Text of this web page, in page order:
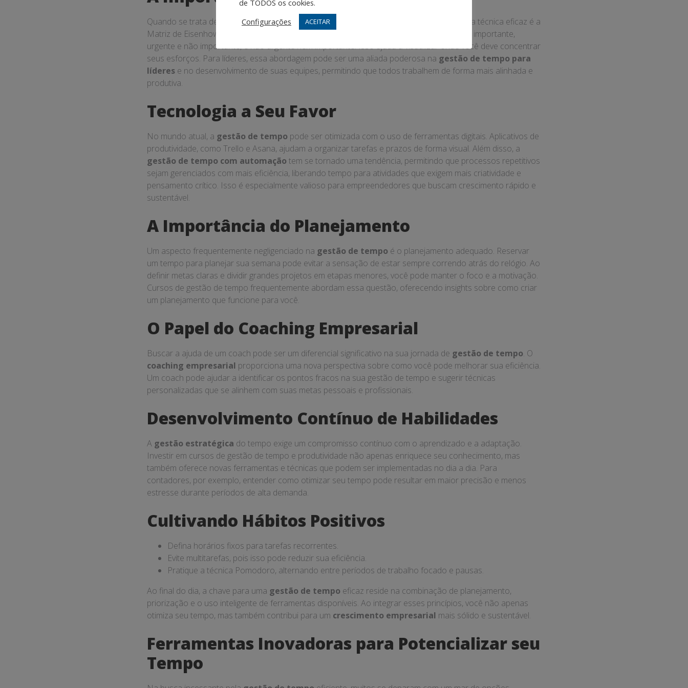
Quando se trata de gestão de tempo , saber o que deve ser feito primeiro é crucial. Uma técnica eficaz é a
Matriz de Eisenhower, que divide as tarefas em quatro quadrantes: urgente e importante, importante,
urgente e não importante, e não urgente nem importante. Isso ajuda a visualizar onde você deve concentrar
seus esforços. Para líderes, essa abordagem pode ser uma aliada poderosa na gestão de tempo para
líderes e no desenvolvimento de suas equipes, permitindo que todos trabalhem de forma mais alinhada e
produtiva.
Tecnologia a Seu Favor
No mundo atual, a gestão de tempo pode ser otimizada com o uso de ferramentas digitais. Aplicativos de
produtividade, como Trello e Asana, ajudam a organizar tarefas e prazos de forma visual. Além disso, a
gestão de tempo com automação tem se tornado uma tendência, permitindo que processos repetitivos
sejam gerenciados com mais eficiência, liberando tempo para atividades que exigem mais criatividade e
pensamento crítico. Isso é especialmente valioso para empreendedores que buscam crescimento rápido e
sustentável.
A Importância do Planejamento
Um aspecto frequentemente negligenciado na gestão de tempo é o planejamento adequado. Reservar
um tempo para planejar sua semana pode evitar a sensação de estar sempre correndo atrás do relógio. Ao
definir metas claras e dividir grandes projetos em etapas menores, você pode manter o foco e a motivação.
Cursos de gestão de tempo frequentemente abordam essa questão, oferecendo insights sobre como criar
um planejamento que funcione para você.
O Papel do Coaching Empresarial
Buscar a ajuda de um coach pode ser um diferencial significativo na sua jornada de gestão de tempo. O
coaching empresarial proporciona uma nova perspectiva sobre como você pode melhorar sua eficiência.
Um coach pode ajudar a identificar os pontos fracos na sua gestão de tempo e sugerir técnicas
personalizadas que se alinhem com suas metas pessoais e profissionais.
Desenvolvimento Contínuo de Habilidades
A gestão estratégica do tempo exige um compromisso contínuo com o aprendizado e a adaptação.
Investir em cursos de gestão de tempo e produtividade não apenas enriquece seu conhecimento, mas
também oferece novas ferramentas e técnicas que podem ser implementadas no dia a dia. Para
contadores, por exemplo, entender como otimizar seu tempo pode resultar em maior precisão e menos
estresse durante períodos de alta demanda.
Cultivando Hábitos Positivos
Defina horários fixos para tarefas recorrentes.
Evite multitarefas, pois isso pode reduzir sua eficiência.
Pratique a técnica Pomodoro, alternando entre períodos de trabalho focado e pausas.
Ao final do dia, a chave para uma gestão de tempo eficaz reside na combinação de planejamento,
priorização e o uso inteligente de ferramentas disponíveis. Ao integrar esses princípios, você não apenas
otimiza seu tempo, mas também contribui para um crescimento empresarial mais sólido e sustentável.
Ferramentas Inovadoras para Potencializar seu
Tempo
de TODOS os cookies.
Configurações
ACEITAR